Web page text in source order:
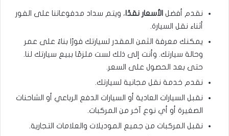
نقدم أفضل الأسعار نقدًا ، ويتم سداد مدفوعاتنا على الفور
أثناء نقل السيارة.
يمكنك معرفة الثمن المقدر لسيارتك فورًا بناءً على عمر
وحالة سيارتك. وأنت إلى ذلك لست ملزمًا ببيع سيارتك لنا.
حتى بعد الحصول على السعر.
نقدم خدمة نقل مجانية لسيارتك.
نقبل السيارات العادية أو السيارات الدفع الرباعي أو الشاحنات
الصغيرة أو أي نوع آخر من المركبات.
نقبل المركبات من جميع الموديلات والعلامات التجارية.